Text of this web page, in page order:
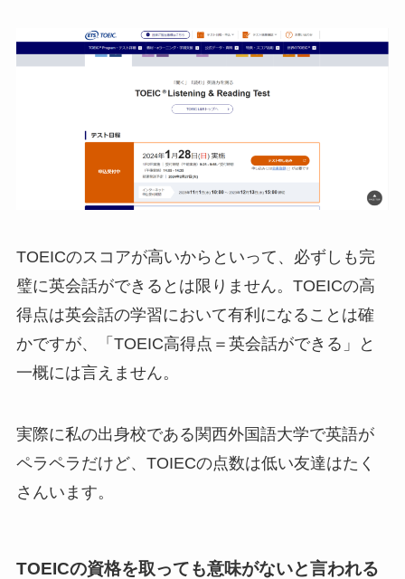
TOEICのスコアが高いからといって、必ずしも完
璧に英会話ができるとは限りません。TOEICの高
得点は英会話の学習において有利になることは確
かですが、「TOEIC高得点＝英会話ができる」と
一概には言えません。
実際に私の出身校である関西外国語大学で英語が
ペラペラだけど、TOIECの点数は低い友達はたく
さんいます。
TOEICの資格を取っても意味がないと言われる